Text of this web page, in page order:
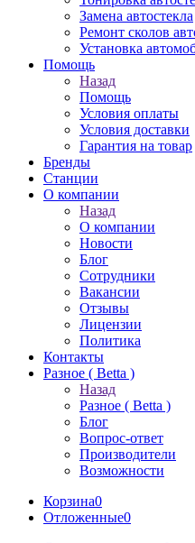
Замена автостекла
Ремонт сколов
Установка
Помощь
Назад
Помощь
Условия оплаты
Условия доставки
Гарантия на товар
Бренды
Станции
О компании
Назад
О компании
Новости
Блог
Сотрудники
Вакансии
Отзывы
Лицензии
Политика
Контакты
Разное ( Betta )
Назад
Разное ( Betta )
Блог
Вопрос-ответ
Производители
Возможности
Корзина0
Отложенные0